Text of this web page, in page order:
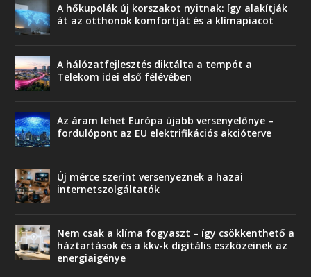
A hőkupolák új korszakot nyitnak: így alakítják
át az otthonok komfortját és a klímapiacot
A hálózatfejlesztés diktálta a tempót a
Telekom idei első félévében
Az áram lehet Európa újabb versenyelőnye –
fordulópont az EU elektrifikációs akcióterve
Új mérce szerint versenyeznek a hazai
internetszolgáltatók
Nem csak a klíma fogyaszt – így csökkenthető a
háztartások és a kkv-k digitális eszközeinek az
energiaigénye